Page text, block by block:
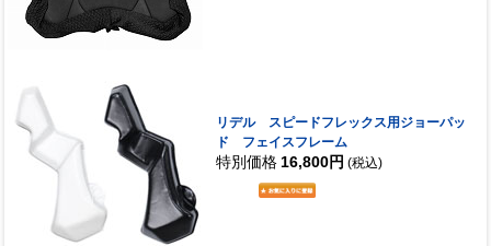
リデル スピードフレックス用ジョーパッ
ド フェイスフレーム
特別価格 16,800円 (税込)